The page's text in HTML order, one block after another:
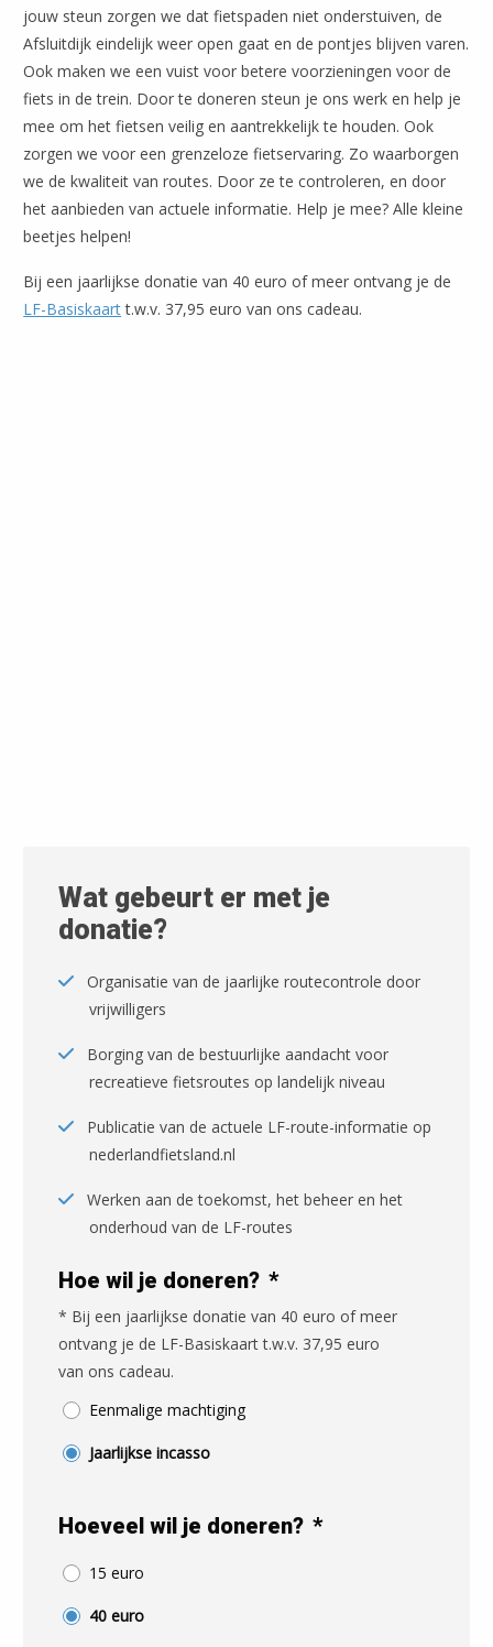
jouw steun zorgen we dat fietspaden niet onderstuiven, de
Afsluitdijk eindelijk weer open gaat en de pontjes blijven varen.
Ook maken we een vuist voor betere voorzieningen voor de
fiets in de trein. Door te doneren steun je ons werk en help je
mee om het fietsen veilig en aantrekkelijk te houden. Ook
zorgen we voor een grenzeloze fietservaring. Zo waarborgen
we de kwaliteit van routes. Door ze te controleren, en door
het aanbieden van actuele informatie. Help je mee? Alle kleine
beetjes helpen!
Bij een jaarlijkse donatie van 40 euro of meer ontvang je de
LF-Basiskaartt.w.v. 37,95 euro van ons cadeau.
Wat gebeurt er met je
donatie?
Organisatie van de jaarlijke routecontrole door
vrijwilligers
Borging van de bestuurlijke aandacht voor
recreatieve fietsroutes op landelijk niveau
Publicatie van de actuele LF-route-informatie op
nederlandfietsland.nl
Werken aan de toekomst, het beheer en het
onderhoud van de LF-routes
Hoe wil je doneren? *
* Bij een jaarlijkse donatie van 40 euro of meer
ontvang je de LF-Basiskaart t.w.v. 37,95 euro
van ons cadeau.
Eenmalige machtiging
Jaarlijkse incasso
Hoeveel wil je doneren? *
15 euro
40 euro